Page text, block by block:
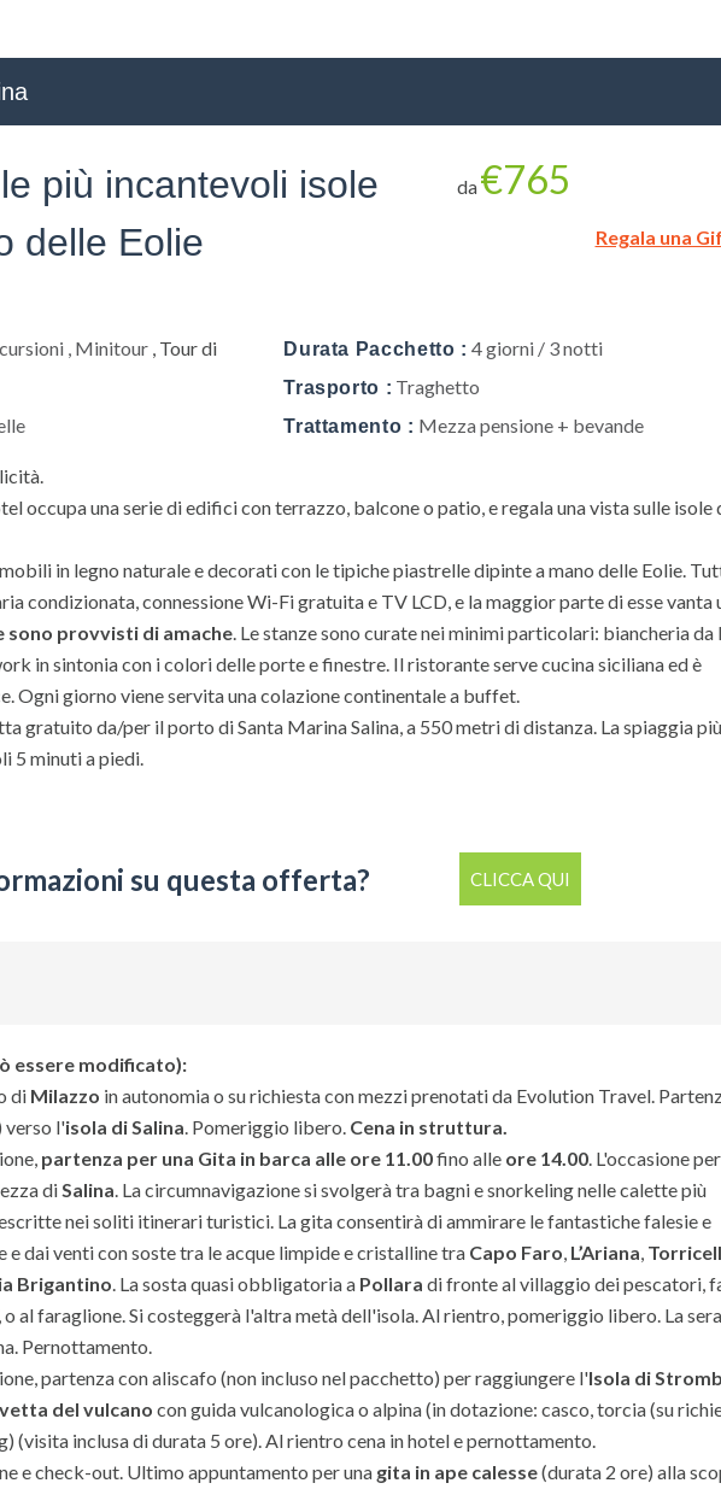
Lascia
più incantevoli isole
delle Eolie
da€765
Regala una
, Minitour , Tour di
Durata Pacchetto : 4 giorni / 3 notti
Trasporto : Traghetto
Trattamento : Mezza pensione + bevande
occupa una serie di edifici con terrazzo, balcone o patio, e regala una vista sulle isole
in legno naturale e decorati con le tipiche piastrelle dipinte a mano delle Eolie.
condizionata, connessione Wi-Fi gratuita e TV LCD, e la maggior parte di esse vanta
sono provvisti di amache. Le stanze sono curate nei minimi particolari: biancheria da
in sintonia con i colori delle porte e finestre. Il ristorante serve cucina siciliana ed è
Ogni giorno viene servita una colazione continentale a buffet.
gratuito da/per il porto di Santa Marina Salina, a 550 metri di distanza. La spiaggia
5 minuti a piedi.
su questa offerta? CLICCA QUI
essere modificato):
di Milazzo in autonomia o su richiesta con mezzi prenotati da Evolution Travel.
verso l'isola di Salina. Pomeriggio libero. Cena in struttura.
partenza per una Gita in barca alle ore 11.00fino alle ore 14.00. L'occasione per
diSalina. La circumnavigazione si svolgerà tra bagni e snorkeling nelle calette più
nei soliti itinerari turistici. La gita consentirà di ammirare le fantastiche falesie e
e dai venti con soste tra le acque limpide e cristalline tra Capo Faro, L’Ariana,
Brigantino. La sosta quasi obbligatoria a Pollara di fronte al villaggio dei pescatori,
al faraglione. Si costeggerà l'altra metà dell'isola. Al rientro, pomeriggio libero. La
Pernottamento.
partenza con aliscafo (non incluso nel pacchetto) per raggiungere l'Isola di
del vulcano con guida vulcanologica o alpina (in dotazione: casco, torcia (su
(visita inclusa di durata 5 ore). Al rientro cena in hotel e pernottamento.
e check-out. Ultimo appuntamento per una gita in ape calesse(durata 2 ore) alla